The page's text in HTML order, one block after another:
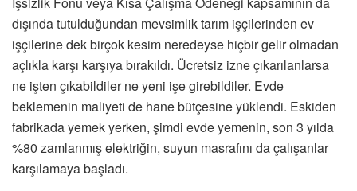
dışında tutulduğundan mevsimlik tarım işçilerinden ev
işçilerine dek birçok kesim neredeyse hiçbir gelir olmadan
açlıkla karşı karşıya bırakıldı. Ücretsiz izne çıkarılanlarsa
ne işten çıkabildiler ne yeni işe girebildiler. Evde
beklemenin maliyeti de hane bütçesine yüklendi. Eskiden
fabrikada yemek yerken, şimdi evde yemenin, son 3 yılda
%80 zamlanmış elektriğin, suyun masrafını da çalışanlar
karşılamaya başladı.